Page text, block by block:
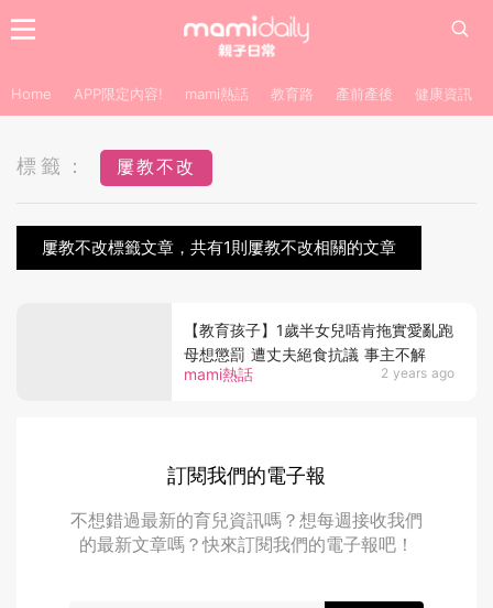
Home APP限定內容! mami熱話 教育路 產前產後 健康資訊
標籤： 屢教不改
屢教不改標籤文章，共有1則屢教不改相關的文章
mami熱話 2 years ago
【教育孩子】1歲半女兒唔肯拖實愛亂跑
母想懲罰 遭丈夫絕食抗議 事主不解
訂閱我們的電子報
不想錯過最新的育兒資訊嗎？想每週接收我們
的最新文章嗎？快來訂閱我們的電子報吧！